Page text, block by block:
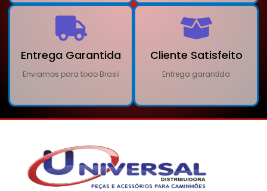
Entrega Garantida
Enviamos para todo Brasil
Cliente Satisfeito
Entrega garantida